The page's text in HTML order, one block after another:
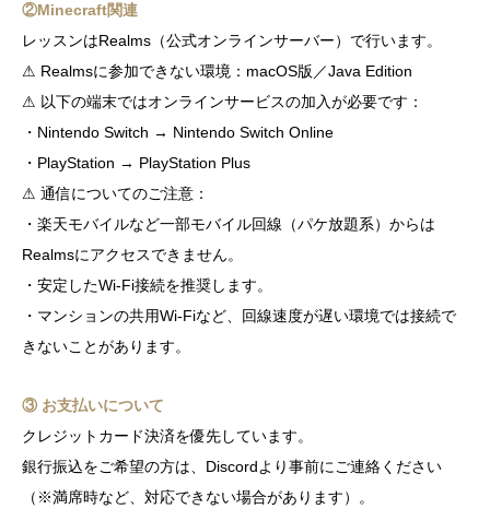
②Minecraft関連
レッスンはRealms（公式オンラインサーバー）で行います。
⚠ Realmsに参加できない環境：macOS版／Java Edition
⚠ 以下の端末ではオンラインサービスの加入が必要です：
・Nintendo Switch → Nintendo Switch Online
・PlayStation → PlayStation Plus
⚠ 通信についてのご注意：
・楽天モバイルなど一部モバイル回線（パケ放題系）からは
Realmsにアクセスできません。
・安定したWi-Fi接続を推奨します。
・マンションの共用Wi-Fiなど、回線速度が遅い環境では接続で
きないことがあります。
③ お支払いについて
クレジットカード決済を優先しています。
銀行振込をご希望の方は、Discordより事前にご連絡ください
（※満席時など、対応できない場合があります）。